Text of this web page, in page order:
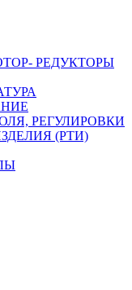
РЕДУКТОРЫ
РЕГУЛИРОВКИ
(РТИ)